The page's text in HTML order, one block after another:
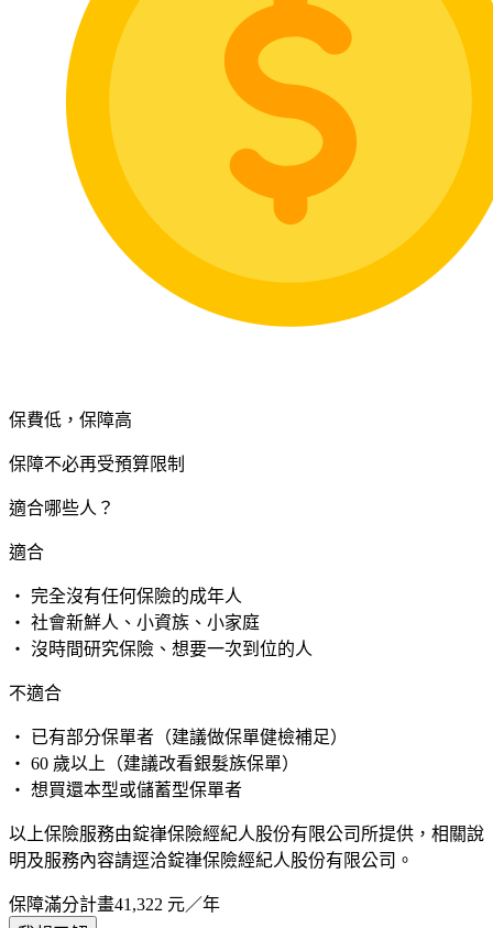
保費低，保障高
保障不必再受預算限制
適合哪些人？
適合
・ 完全沒有任何保險的成年人
・ 社會新鮮人、小資族、小家庭
・ 沒時間研究保險、想要一次到位的人
不適合
・ 已有部分保單者（建議做保單健檢補足）
・ 60 歲以上（建議改看銀髮族保單）
・ 想買還本型或儲蓄型保單者
以上保險服務由錠嵂保險經紀人股份有限公司所提供，相關說
明及服務內容請逕洽錠嵂保險經紀人股份有限公司。
保障滿分計畫41,322 元／年